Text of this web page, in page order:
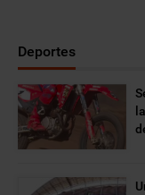
Iniciativa «Conecta»
mercado laboral
6 abril, 2026
Deportes